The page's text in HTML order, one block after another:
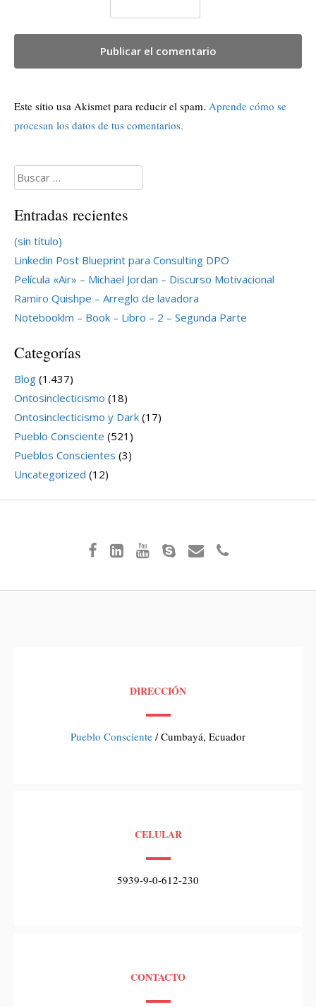
Este sitio usa Akismet para reducir el spam. Aprende cómo se
procesan los datos de tus comentarios.
Buscar:
Entradas recientes
(sin título)
Linkedin Post Blueprint para Consulting DPO
Película «Air» – Michael Jordan – Discurso Motivacional
Ramiro Quishpe – Arreglo de lavadora
Notebooklm – Book – Libro – 2 – Segunda Parte
Categorías
Blog (1.437)
Ontosinclecticismo (18)
Ontosinclecticismo y Dark (17)
Pueblo Consciente (521)
Pueblos Conscientes (3)
Uncategorized (12)
DIRECCIÓN
Pueblo Consciente / Cumbayá, Ecuador
CELULAR
5939-9-0-612-230
CONTACTO